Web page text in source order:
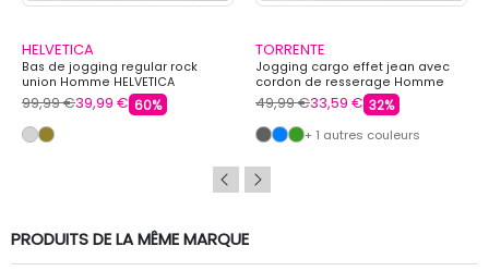
HELVETICA
Bas de jogging regular rock
union Homme HELVETICA
99,99 €39,99 € 60%
TORRENTE
Jogging cargo effet jean avec
cordon de resserage Homme
TORRENTE
49,99 €33,59 € 32%
+ 1 autres couleurs
PRODUITS DE LA MÊME MARQUE